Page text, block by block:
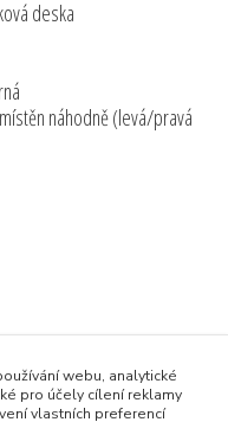
deska
náhodně (levá/pravá
webu, analytické
pro účely cílení reklamy
vlastních preferencí